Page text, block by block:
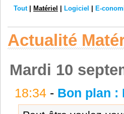
Tout| Matériel Logiciel E-
Actualité
Mardi 10
18:34- Bon plan :